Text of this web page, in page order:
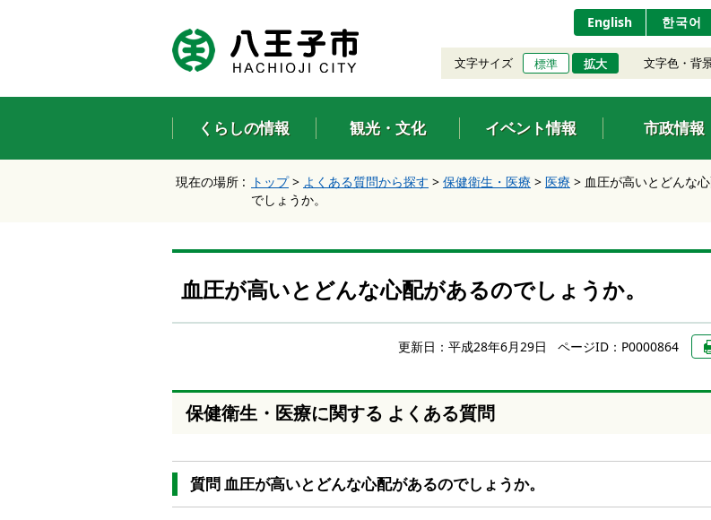
ン
タ
ー
キ
ナ
ビ
ョ
キ
て
移
し
English 한국어
文字サイズ 標準 拡大 文字色・背
くらしの情報 観光・文化 イベント情報 市政情報
現在の場所 : トップ> よくある質問から探す > 保健衛生・医療 > 医療 > 血圧が高いとどんな
でしょうか。
血圧が高いとどんな心配があるのでしょうか。
更新日： 平成28年6月29日 ページID：P0000864
保健衛生・医療に関する よくある質問
質問 血圧が高いとどんな心配があるのでしょうか。